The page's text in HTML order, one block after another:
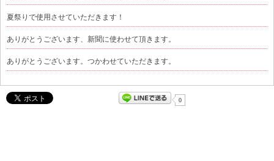
夏祭りで使用させていただきます！
ありがとうございます、新聞に使わせて頂きます。
ありがとうございます。つかわせていただきます。
0